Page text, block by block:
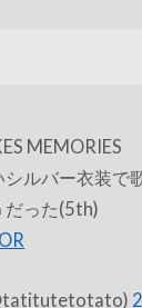
MEMORIES
シルバー衣装で
だった(5th)